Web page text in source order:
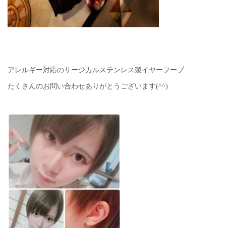
アレルギー対応のサージカルステンレス製イヤーフープ
たくさんのお問い合わせありがとうございます(^^)